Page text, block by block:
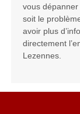
vous
soit le
avoir plus
directement
Lezennes.